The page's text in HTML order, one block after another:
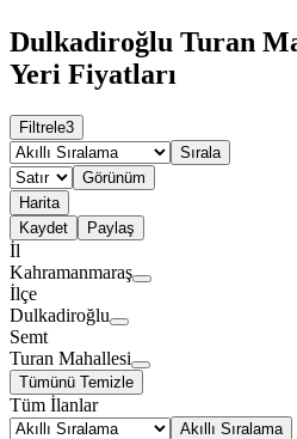
Dulkadiroğlu Turan
Yeri Fiyatları
Filtrele3
Sırala
Görünüm
Harita
Kaydet
Paylaş
İl
Kahramanmaraş
İlçe
Dulkadiroğlu
Semt
Turan Mahallesi
Tümünü Temizle
Tüm İlanlar
Akıllı Sıralama